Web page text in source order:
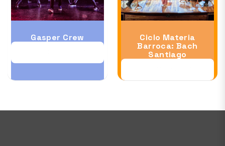
Gasper Crew
Ciclo Materia
Barroca: Bach
Santiago